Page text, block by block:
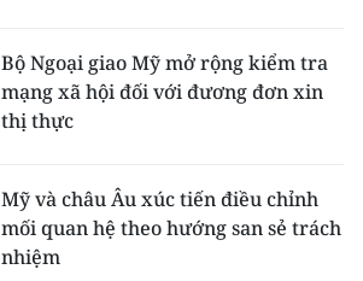
Bộ Ngoại giao Mỹ mở rộng kiểm tra
mạng xã hội đối với đương đơn xin
thị thực
Mỹ và châu Âu xúc tiến điều chỉnh
mối quan hệ theo hướng san sẻ trách
nhiệm